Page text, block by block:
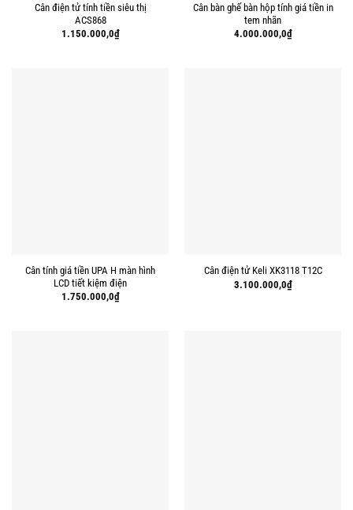
Cân điện tử tính tiền siêu thị
ACS868
1.150.000,0₫
Cân bàn ghế bàn hộp tính giá tiền in
tem nhãn
4.000.000,0₫
Cân tính giá tiền UPA H màn hình
LCD tiết kiệm điện
1.750.000,0₫
Cân điện tử Keli XK3118 T12C
3.100.000,0₫